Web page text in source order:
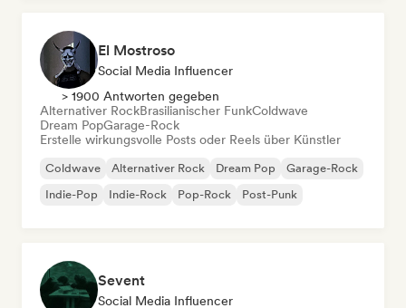
El Mostroso
Social Media Influencer
> 1900 Antworten gegeben
Alternativer RockBrasilianischer FunkColdwave
Dream PopGarage-Rock
Erstelle wirkungsvolle Posts oder Reels über Künstler
Coldwave Alternativer Rock Dream Pop
Garage-Rock
Indie-Pop
Indie-Rock Pop-Rock Post-Punk
Sevent
Social Media Influencer